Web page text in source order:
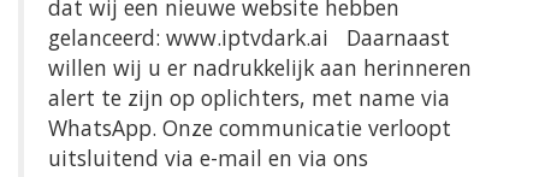
dat wij een nieuwe website hebben
gelanceerd: www.iptvdark.ai Daarnaast
willen wij u er nadrukkelijk aan herinneren
alert te zijn op oplichters, met name via
WhatsApp. Onze communicatie verloopt
uitsluitend via e-mail en via ons